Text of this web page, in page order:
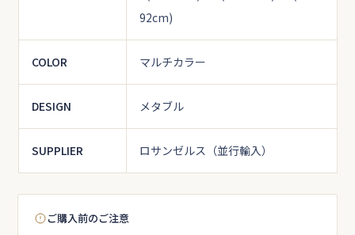
92cm)
COLOR マルチカラー
DESIGN メタブル
SUPPLIER ロサンゼルス（並行輸入）
ご購入前のご注意